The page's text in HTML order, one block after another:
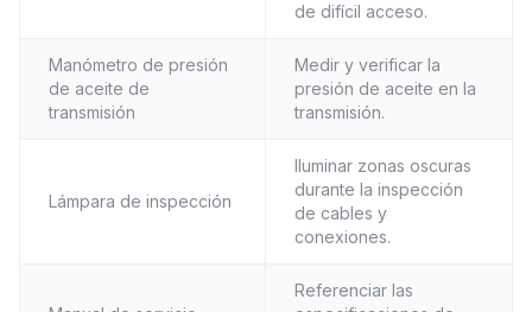
de difícil acceso.
Manómetro de presión
de aceite de
transmisión
Medir y verificar la
presión de aceite en la
transmisión.
Lámpara de inspección
Iluminar zonas oscuras
durante la inspección
de cables y
conexiones.
Referenciar las